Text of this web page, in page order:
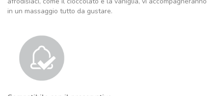
in un massaggio tutto da gustare.